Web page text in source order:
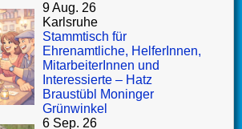
9 Aug. 26
Karlsruhe
Stammtisch für
Ehrenamtliche, HelferInnen,
MitarbeiterInnen und
Interessierte – Hatz
Braustübl Moninger
Grünwinkel
6 Sep. 26